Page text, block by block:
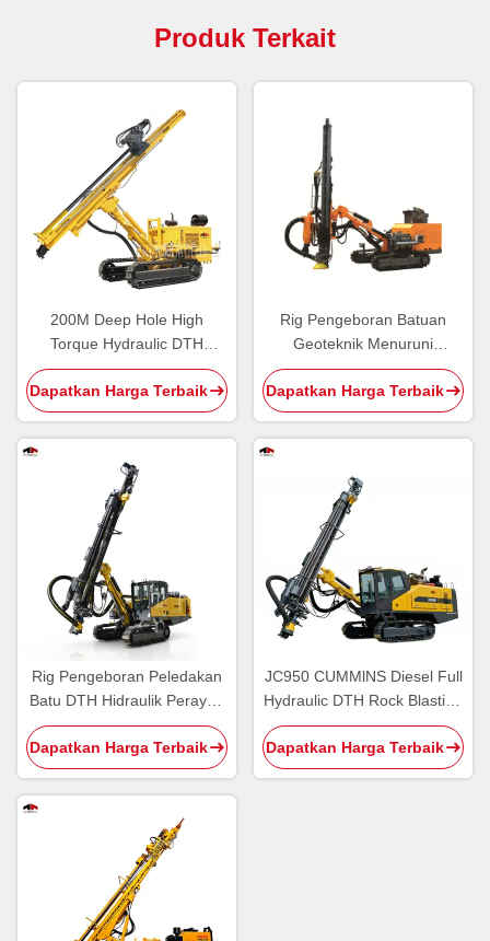
Produk Terkait
200M Deep Hole High
Torque Hydraulic DTH
Drilling Rig dengan Diesel
Cummins Engine
Dapatkan Harga Terbaik
Rig Pengeboran Batuan
Geoteknik Menuruni
Kekuatan Angkat 25 Kn
Untuk Peledakan Batu
Dapatkan Harga Terbaik
Rig Pengeboran Peledakan
Batu DTH Hidraulik Perayap
JC650
Dapatkan Harga Terbaik
JC950 CUMMlNS Diesel Full
Hydraulic DTH Rock Blasting
Drilling Rig untuk eksplorasi
geologi dan mineral
Dapatkan Harga Terbaik